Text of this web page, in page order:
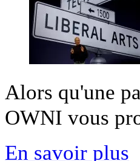
Alors qu'une
OWNI vous
En savoir plus